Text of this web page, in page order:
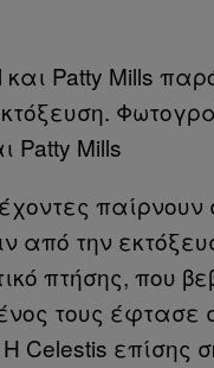
και Patty Mills
Patty Mills
παίρνουν
από την
πτήσης, που
τους έφτασε
Celestis επίσης